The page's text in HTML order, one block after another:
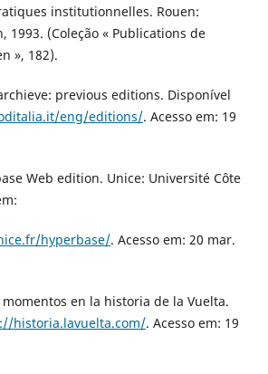
institutionnelles. Rouen:
1993. (Coleção « Publications de
», 182).
previous editions. Disponível
eng/editions/. Acesso em: 19
Web edition. Unice: Université Côte
hyperbase/. Acesso em: 20 mar.
momentos en la historia de la Vuelta.
historia.lavuelta.com/. Acesso em: 19